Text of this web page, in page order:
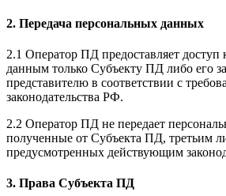
2. Передача персональных данных
2.1 Оператор ПД предоставляет доступ
данным только Субъекту ПД либо его
представителю в соответствии с
законодательства РФ.
2.2 Оператор ПД не передает
полученные от Субъекта ПД, третьим
предусмотренных действующим
3. Права Субъекта ПД